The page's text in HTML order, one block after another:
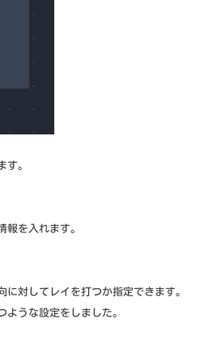
す。
報を入れます。
に対してレイを打つか指定できます。
ような設定をしました。